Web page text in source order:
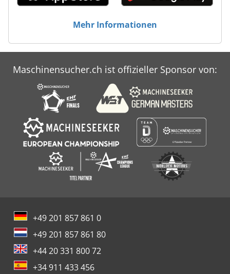
Mehr Informationen
Maschinensucher.ch ist offizieller Sponsor von:
+49 201 857 861 0
+49 201 857 861 80
+44 20 331 800 72
+34 911 433 456